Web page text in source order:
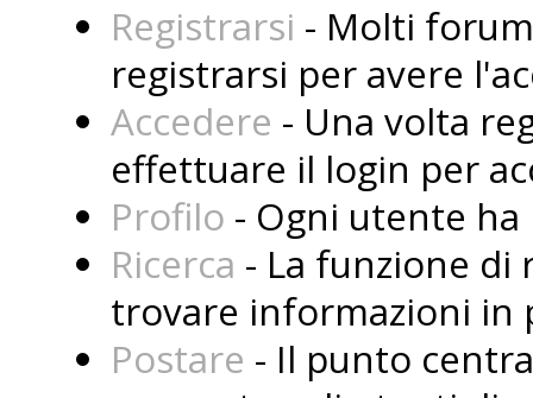
Registrarsi - Molti
registrarsi per avere
Accedere - Una volta
effettuare il login per
Profilo - Ogni utente
Ricerca - La funzione
trovare informazioni in
Postare - Il punto